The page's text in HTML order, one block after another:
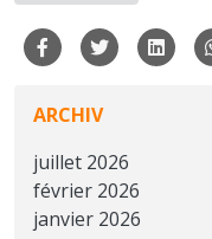
ARCHIV
juillet 2026
février 2026
janvier 2026